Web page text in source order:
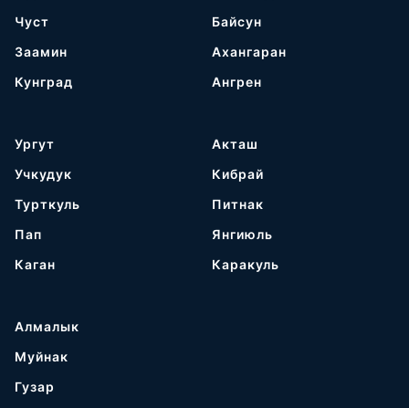
Чуст
Заамин
Кунград
Байсун
Ахангаран
Ангрен
Ургут
Учкудук
Турткуль
Пап
Каган
Акташ
Кибрай
Питнак
Янгиюль
Каракуль
Алмалык
Муйнак
Гузар